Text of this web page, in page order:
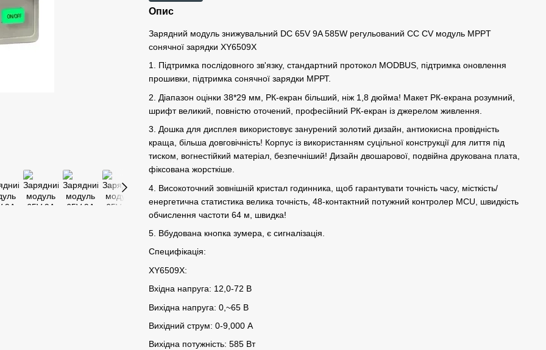
Опис
Зарядний модуль знижувальний DC 65V 9A 585W регульований CC CV модуль MPPT
сонячної зарядки ХY6509Х
1. Підтримка послідовного зв'язку, стандартний протокол MODBUS, підтримка оновлення
прошивки, підтримка сонячної зарядки МРРТ.
2. Діапазон оцінки 38*29 мм, РК-екран більший, ніж 1,8 дюйма! Макет РК-екрана розумний,
шрифт великий, повністю оточений, професійний РК-екран із джерелом живлення.
3. Дошка для дисплея використовує занурений золотий дизайн, антиокисна провідність
краща, більша довговічність! Корпус із використанням суцільної конструкції для лиття під
тиском, вогнестійкий матеріал, безпечніший! Дизайн двошарової, подвійна друкована плата,
фіксована жорсткіше.
4. Високоточний зовнішній кристал годинника, щоб гарантувати точність часу, місткість/
енергетична статистика велика точність, 48-контактний потужний контролер MCU, швидкість
обчислення частоти 64 м, швидка!
5. Вбудована кнопка зумера, є сигналізація.
Специфікація:
XY6509X:
Вхідна напруга: 12,0-72 B
Вихідна напруга: 0,~65 B
Вихідний струм: 0-9,000 A
Вихідна потужність: 585 Вт